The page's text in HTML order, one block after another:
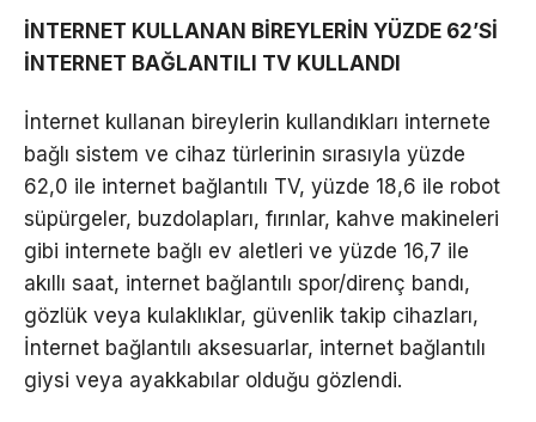
İNTERNET KULLANAN BİREYLERİN YÜZDE 62’Sİ
İNTERNET BAĞLANTILI TV KULLANDI
İnternet kullanan bireylerin kullandıkları internete
bağlı sistem ve cihaz türlerinin sırasıyla yüzde
62,0 ile internet bağlantılı TV, yüzde 18,6 ile robot
süpürgeler, buzdolapları, fırınlar, kahve makineleri
gibi internete bağlı ev aletleri ve yüzde 16,7 ile
akıllı saat, internet bağlantılı spor/direnç bandı,
gözlük veya kulaklıklar, güvenlik takip cihazları,
İnternet bağlantılı aksesuarlar, internet bağlantılı
giysi veya ayakkabılar olduğu gözlendi.